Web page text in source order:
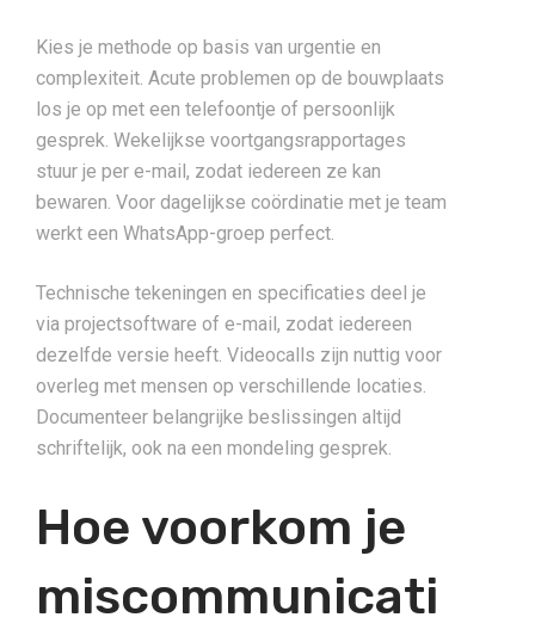
Kies je methode op basis van urgentie en
complexiteit. Acute problemen op de bouwplaats
los je op met een telefoontje of persoonlijk
gesprek. Wekelijkse voortgangsrapportages
stuur je per e-mail, zodat iedereen ze kan
bewaren. Voor dagelijkse coördinatie met je team
werkt een WhatsApp-groep perfect.
Technische tekeningen en specificaties deel je
via projectsoftware of e-mail, zodat iedereen
dezelfde versie heeft. Videocalls zijn nuttig voor
overleg met mensen op verschillende locaties.
Documenteer belangrijke beslissingen altijd
schriftelijk, ook na een mondeling gesprek.
Hoe voorkom je
miscommunicati